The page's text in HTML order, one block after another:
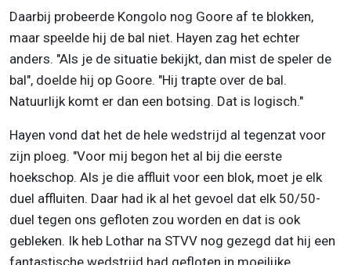
Daarbij probeerde Kongolo nog Goore af te blokken,
maar speelde hij de bal niet. Hayen zag het echter
anders. "Als je de situatie bekijkt, dan mist de speler de
bal", doelde hij op Goore. "Hij trapte over de bal.
Natuurlijk komt er dan een botsing. Dat is logisch."
Hayen vond dat het de hele wedstrijd al tegenzat voor
zijn ploeg. "Voor mij begon het al bij die eerste
hoekschop. Als je die affluit voor een blok, moet je elk
duel affluiten. Daar had ik al het gevoel dat elk 50/50-
duel tegen ons gefloten zou worden en dat is ook
gebleken. Ik heb Lothar na STVV nog gezegd dat hij een